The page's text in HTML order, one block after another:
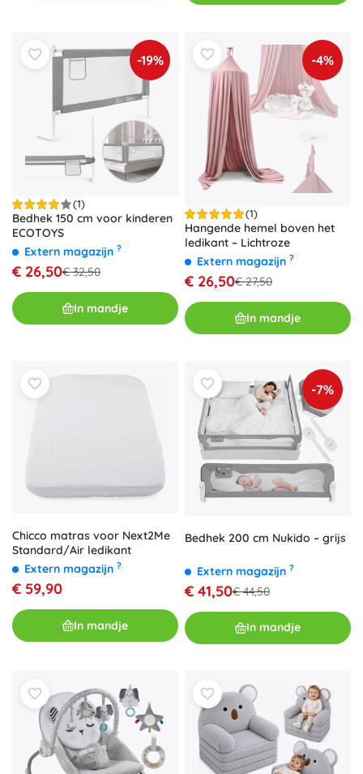
-19%
(1)
Bedhek 150 cm voor kinderen
ECOTOYS
Extern magazijn ?
€ 26,50€ 32,50
In mandje
-4%
(1)
Hangende hemel boven het
ledikant – Lichtroze
Extern magazijn ?
€ 26,50€ 27,50
In mandje
Chicco matras voor Next2Me
Standard/Air ledikant
Extern magazijn ?
€ 59,90
In mandje
-7%
Bedhek 200 cm Nukido – grijs
Extern magazijn ?
€ 41,50€ 44,50
In mandje